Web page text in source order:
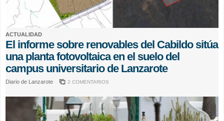
ACTUALIDAD
El informe sobre renovables del Cabildo sitúa
una planta fotovoltaica en el suelo del
campus universitario de Lanzarote
Diario de Lanzarote 2 COMENTARIOS